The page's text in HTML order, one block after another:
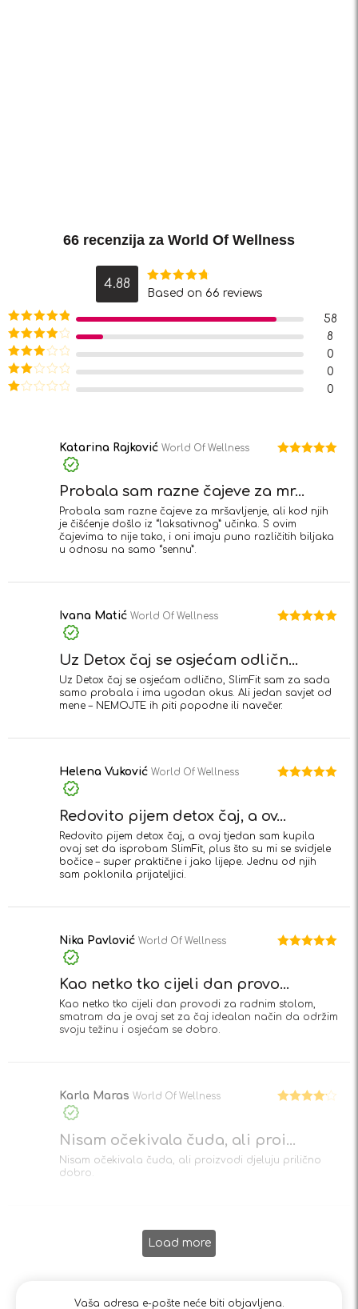
66 recenzija za World Of Wellness
4.88
Ocjenjeno
Based on 66 reviews
Ocjenjeno5
od 5
58
Ocjenjeno
od 5
8
Ocjenjeno
3
od 5
0
Ocjenjeno
0
0
Katarina Rajković World Of Wellness
Probala sam razne čajeve za mr...
Probala sam razne čajeve za mršavljenje, ali kod njih
je čišćenje došlo iz “laksativnog” učinka. S ovim
čajevima to nije tako, i oni imaju puno različitih biljaka
u odnosu na samo “sennu”.
Ivana Matić World Of Wellness
Uz Detox čaj se osjećam odličn...
Uz Detox čaj se osjećam odlično, SlimFit sam za sada
samo probala i ima ugodan okus. Ali jedan savjet od
mene – NEMOJTE ih piti popodne ili navečer.
Helena Vuković World Of Wellness
Redovito pijem detox čaj, a ov...
Redovito pijem detox čaj, a ovaj tjedan sam kupila
ovaj set da isprobam SlimFit, plus što su mi se svidjele
bočice – super praktične i jako lijepe. Jednu od njih
sam poklonila prijateljici.
Nika Pavlović World Of Wellness
Kao netko tko cijeli dan provo...
Kao netko tko cijeli dan provodi za radnim stolom,
smatram da je ovaj set za čaj idealan način da održim
svoju težinu i osjećam se dobro.
Karla Maras World Of Wellness
Nisam očekivala čuda, ali proi...
Nisam očekivala čuda, ali proizvodi djeluju prilično
dobro.
Load more
Vaša adresa e-pošte neće biti objavljena.